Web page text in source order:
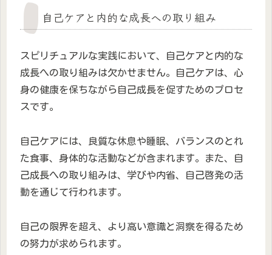
自己ケアと内的な成長への取り組み
スピリチュアルな実践において、自己ケアと内的な
成長への取り組みは欠かせません。自己ケアは、心
身の健康を保ちながら自己成長を促すためのプロセ
スです。
自己ケアには、良質な休息や睡眠、バランスのとれ
た食事、身体的な活動などが含まれます。また、自
己成長への取り組みは、学びや内省、自己啓発の活
動を通じて行われます。
自己の限界を超え、より高い意識と洞察を得るため
の努力が求められます。